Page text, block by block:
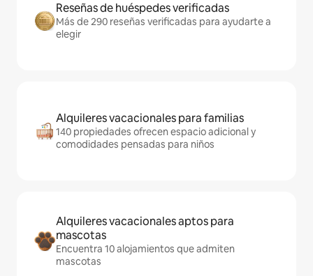
Reseñas de huéspedes verificadas
Más de 290 reseñas verificadas para ayudarte a
elegir
Alquileres vacacionales para familias
140 propiedades ofrecen espacio adicional y
comodidades pensadas para niños
Alquileres vacacionales aptos para
mascotas
Encuentra 10 alojamientos que admiten
mascotas